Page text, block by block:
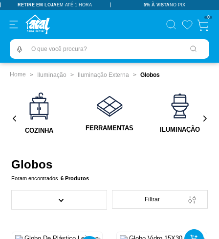
RETIRE EM LOJAEM ATÉ 1 HORA 5% À VISTANO PIX
0
O que você procura?
Iluminação Iluminação Externa Globos
COZINHA FERRAMENTAS ILUMINAÇÃO
Globos
6 Produtos
Filtrar
TERMOS MAIS BUSCADOS
pisos revestimentos
º ceramica
vaso sanitário
6 revestimento
9º porta
10º 1